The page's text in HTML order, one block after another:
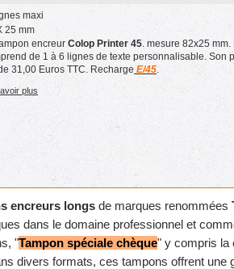
maxi
25 mm
encreur Colop Printer 45. mesure 82x25 mm. Il
de 1 à 6 lignes de texte personnalisable. Son
31,00 Euros TTC. Recharge E/45.
plus
encreurs longs de marques renommées
dans le domaine professionnel et
"Tampon spéciale chèque" y compris la
divers formats, ces tampons offrent une